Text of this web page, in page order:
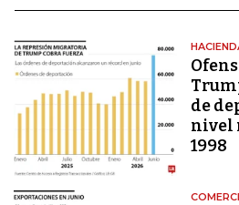
de
nivel
1998